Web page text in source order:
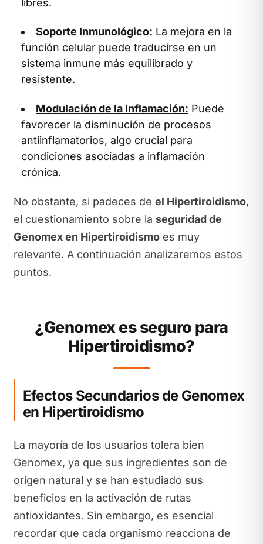
Soporte Inmunológico: La mejora en la
función celular puede traducirse en un
sistema inmune más equilibrado y
resistente.
Modulación de la Inflamación: Puede
favorecer la disminución de procesos
antiinflamatorios, algo crucial para
condiciones asociadas a inflamación
crónica.
No obstante, si padeces de el Hipertiroidismo,
el cuestionamiento sobre la seguridad de
Genomex en Hipertiroidismoes muy
relevante. A continuación analizaremos estos
puntos.
¿Genomex es seguro para
Hipertiroidismo?
Efectos Secundarios de Genomex
en Hipertiroidismo
La mayoría de los usuarios tolera bien
Genomex, ya que sus ingredientes son de
origen natural y se han estudiado sus
beneficios en la activación de rutas
antioxidantes. Sin embargo, es esencial
recordar que cada organismo reacciona de